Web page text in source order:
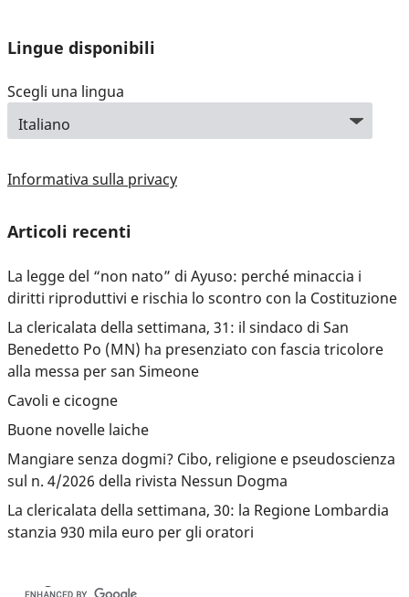
Lingue disponibili
Scegli una lingua
Informativa sulla privacy
Articoli recenti
La legge del “non nato” di Ayuso: perché minaccia i
diritti riproduttivi e rischia lo scontro con la Costituzione
La clericalata della settimana, 31: il sindaco di San
Benedetto Po (MN) ha presenziato con fascia tricolore
alla messa per san Simeone
Cavoli e cicogne
Buone novelle laiche
Mangiare senza dogmi? Cibo, religione e pseudoscienza
sul n. 4/2026 della rivista Nessun Dogma
La clericalata della settimana, 30: la Regione Lombardia
stanzia 930 mila euro per gli oratori